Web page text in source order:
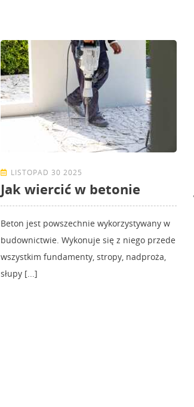
LISTOPAD 30 2025
Jak wiercić w betonie
Beton jest powszechnie wykorzystywany w
budownictwie. Wykonuje się z niego przede
wszystkim fundamenty, stropy, nadproża,
słupy [...]